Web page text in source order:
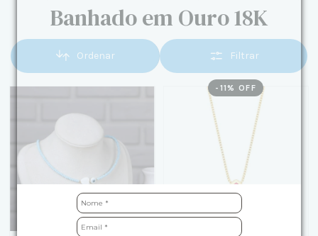
Banhado em Ouro 18K
Ordenar Filtrar
- 11 % OFF